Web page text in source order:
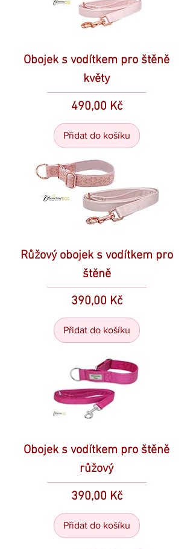
Obojek s vodítkem pro štěně
květy
Cena
490,00 Kč
Přidat do košíku
Růžový obojek s vodítkem pro
štěně
Cena
390,00 Kč
Přidat do košíku
Obojek s vodítkem pro štěně
růžový
Cena
390,00 Kč
Přidat do košíku